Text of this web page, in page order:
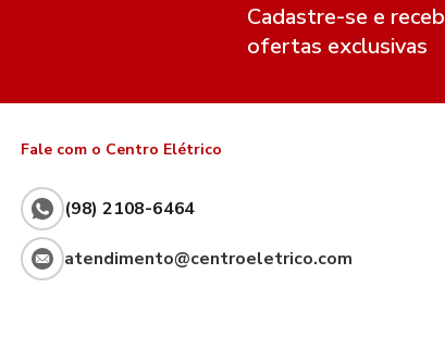
Cadastre-se e
ofertas exclusivas
Fale com o Centro Elétrico
(98) 2108-6464
atendimento@centroeletrico.com